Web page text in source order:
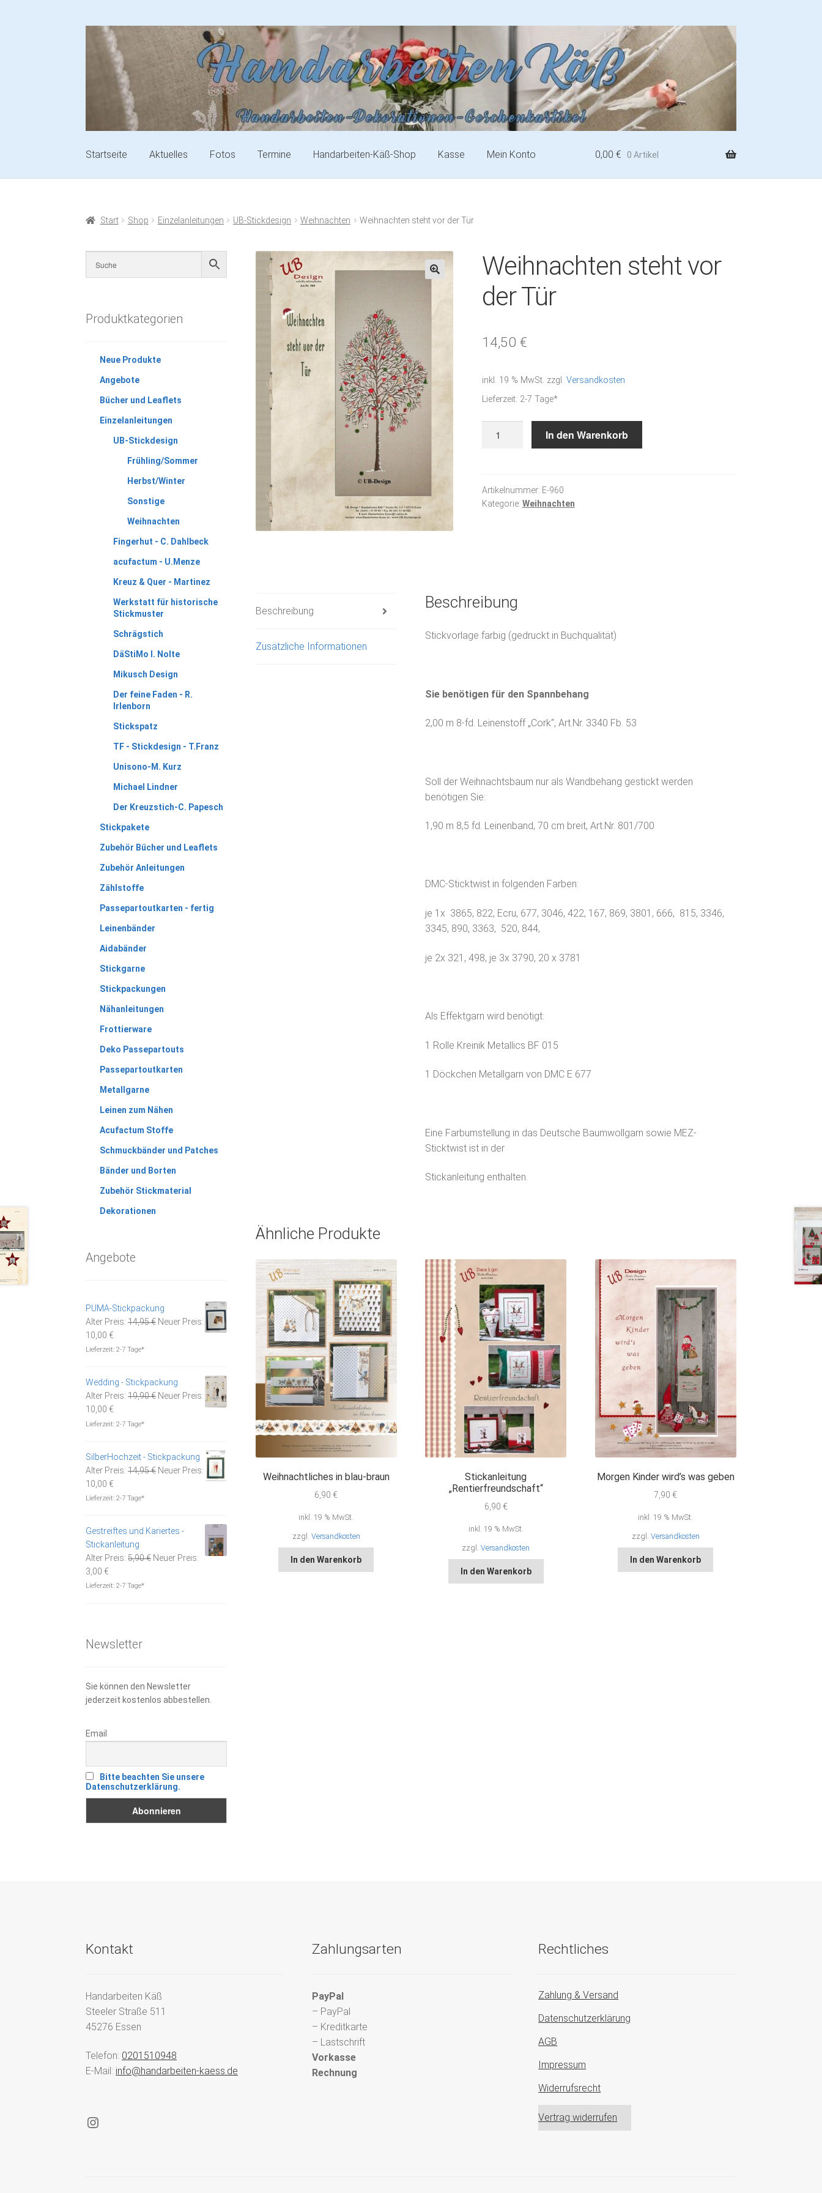
Startseite Aktuelles Fotos Termine Handarbeiten-Käß-Shop Kasse Mein Konto 0,00 € 0 Artikel
Start Shop Einzelanleitungen UB-Stickdesign Weihnachten Weihnachten steht vor der Tür
Weihnachten steht vor
der Tür
14,50 €
inkl. 19 % MwSt. zzgl. Versandkosten
Lieferzeit: 2-7 Tage*
Tür
Menge
In den Warenkorb
Artikelnummer: E-960
Kategorie: Weihnachten
Beschreibung
Zusätzliche Informationen
Beschreibung
Stickvorlage farbig (gedruckt in Buchqualität)
Sie benötigen für den Spannbehang
2,00 m 8-fd. Leinenstoff „Cork“, Art.Nr. 3340 Fb. 53
Soll der Weihnachtsbaum nur als Wandbehang gestickt werden
benötigen Sie:
1,90 m 8,5 fd. Leinenband, 70 cm breit, Art.Nr. 801/700
DMC-Sticktwist in folgenden Farben:
je 1x 3865, 822, Ecru, 677, 3046, 422, 167, 869, 3801, 666, 815, 3346,
3345, 890, 3363, 520, 844,
je 2x 321, 498, je 3x 3790, 20 x 3781
Als Effektgarn wird benötigt:
1 Rolle Kreinik Metallics BF 015
1 Döckchen Metallgarn von DMC E 677
Eine Farbumstellung in das Deutsche Baumwollgarn sowie MEZ-
Sticktwist ist in der
Stickanleitung enthalten.
Ähnliche Produkte
Weihnachtliches in blau-braun
6,90 €
inkl. 19 % MwSt.
zzgl. Versandkosten
In den Warenkorb
Stickanleitung
„Rentierfreundschaft“
6,90 €
inkl. 19 % MwSt.
zzgl.Versandkosten
In den Warenkorb
Morgen Kinder wird’s was geben
7,90 €
inkl. 19 % MwSt.
zzgl. Versandkosten
In den Warenkorb
Produktkategorien
Neue Produkte
Angebote
Bücher und Leaflets
Einzelanleitungen
UB-Stickdesign
Frühling/Sommer
Herbst/Winter
Sonstige
Weihnachten
Fingerhut - C. Dahlbeck
acufactum - U.Menze
Kreuz & Quer - Martinez
Werkstatt für historische
Stickmuster
Schrägstich
DäStiMo I. Nolte
Mikusch Design
Der feine Faden - R.
Irlenborn
Stickspatz
TF - Stickdesign - T.Franz
Unisono-M. Kurz
Michael Lindner
Der Kreuzstich-C. Papesch
Stickpakete
Zubehör Bücher und Leaflets
Zubehör Anleitungen
Zählstoffe
Passepartoutkarten - fertig
Leinenbänder
Aidabänder
Stickgarne
Stickpackungen
Nähanleitungen
Frottierware
Deko Passepartouts
Passepartoutkarten
Metallgarne
Leinen zum Nähen
Acufactum Stoffe
Schmuckbänder und Patches
Bänder und Borten
Zubehör Stickmaterial
Dekorationen
Angebote
PUMA-Stickpackung
Alter Preis: 14,95€ Ursprünglicher
Neuer Preis:
10,00 €Aktueller
Preis
Lieferzeit:2-7 Tage*
Wedding - Stickpackung
Alter Preis: 19,90€ Ursprünglicher
Neuer Preis:
10,00 €Aktueller
Preis
Lieferzeit:2-7 Tage*
SilberHochzeit - Stickpackung
Alter Preis: 14,95€ Ursprünglicher
Neuer Preis:
10,00 €Aktueller
Preis
Lieferzeit:2-7 Tage*
Gestreiftes und Kariertes -
Stickanleitung
Alter Preis: 5,90€ Ursprünglicher
Neuer Preis:
3,00 €Aktueller
Preis
Lieferzeit:2-7 Tage*
Newsletter
Sie können den Newsletter
jederzeit kostenlos abbestellen.
Email
Bitte beachten Sie unsere
Datenschutzerklärung.
Kontakt
Handarbeiten Käß
Steeler Straße 511
45276 Essen
Telefon: 0201510948
E-Mail: info@handarbeiten-kaess.de
Instagram
Zahlungsarten
PayPal
– PayPal
– Kreditkarte
– Lastschrift
Vorkasse
Rechnung
Rechtliches
Zahlung & Versand
Datenschutzerklärung
AGB
Impressum
Widerrufsrecht
Vertrag widerrufen